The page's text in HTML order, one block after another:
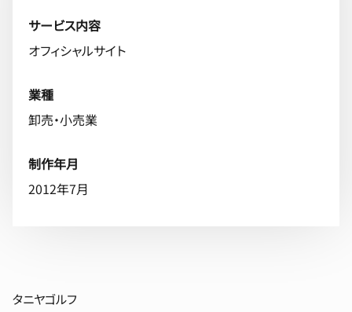
サービス内容
オフィシャルサイト
業種
卸売・小売業
制作年月
2012年7月
タニヤゴルフ